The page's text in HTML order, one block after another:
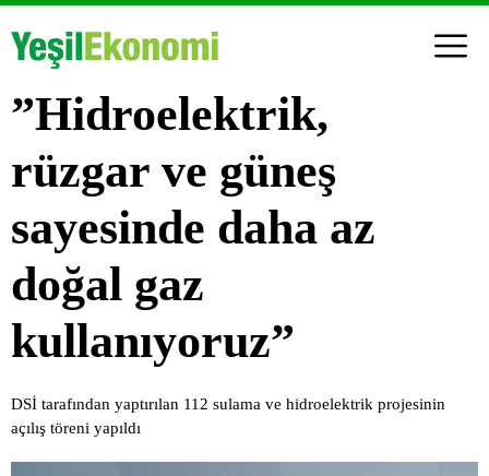
”Hidroelektrik,
rüzgar ve güneş
sayesinde daha az
doğal gaz
kullanıyoruz”
DSİ tarafından yaptırılan 112 sulama ve hidroelektrik projesinin
açılış töreni yapıldı